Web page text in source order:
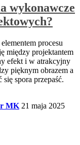
wykonawcze
procesu
między projektantem
efekt i w atrakcyjny
pięknym obrazem a
spora przepaść.
MK 21 maja 2025